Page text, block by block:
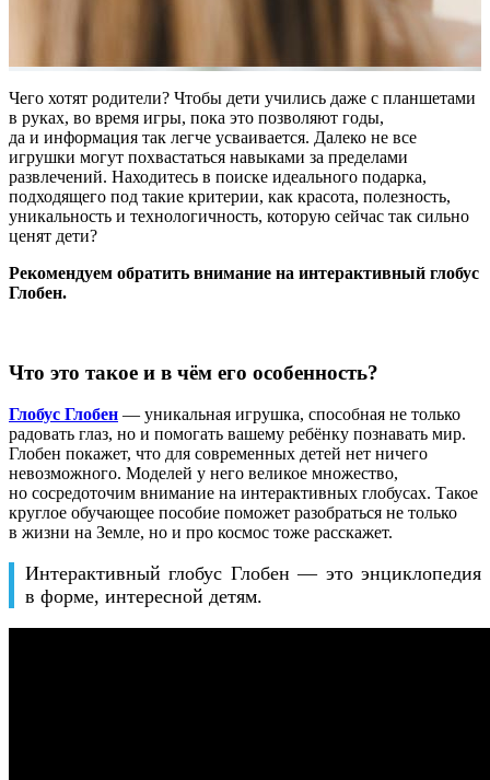
Чего хотят родители? Чтобы дети учились даже с планшетами
в руках, во время игры, пока это позволяют годы,
да и информация так легче усваивается. Далеко не все
игрушки могут похвастаться навыками за пределами
развлечений. Находитесь в поиске идеального подарка,
подходящего под такие критерии, как красота, полезность,
уникальность и технологичность, которую сейчас так сильно
ценят дети?
Рекомендуем обратить внимание на интерактивный глобус
Глобен.
Что это такое и в чём его особенность?
Глобус Глобен — уникальная игрушка, способная не только
радовать глаз, но и помогать вашему ребёнку познавать мир.
Глобен покажет, что для современных детей нет ничего
невозможного. Моделей у него великое множество,
но сосредоточим внимание на интерактивных глобусах. Такое
круглое обучающее пособие поможет разобраться не только
в жизни на Земле, но и про космос тоже расскажет.
Интерактивный глобус Глобен — это энциклопедия
в форме, интересной детям.